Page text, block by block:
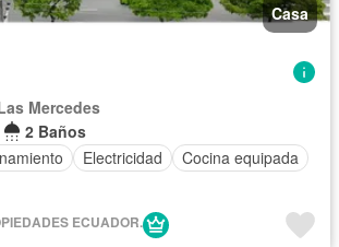
Casa
Mercedes
2 Baños
Electricidad
Cocina equipada
ECUADOR.